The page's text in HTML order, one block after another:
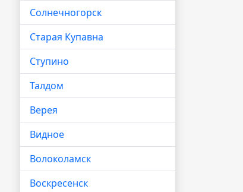
Солнечногорск
Старая Купавна
Ступино
Талдом
Верея
Видное
Волоколамск
Воскресенск